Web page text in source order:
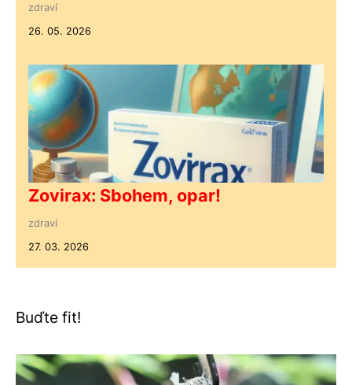
zdraví
26. 05. 2026
Zovirax: Sbohem, opar!
zdraví
27. 03. 2026
Buďte fit!